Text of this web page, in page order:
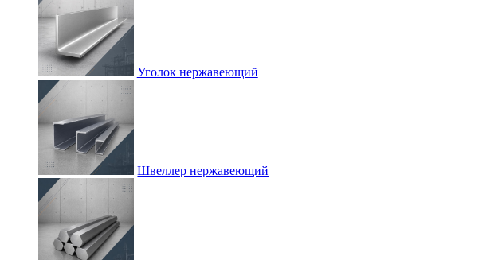
Уголок нержавеющий
Швеллер нержавеющий